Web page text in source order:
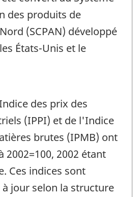
des produits de
(SCPAN) développé
États-Unis et le
des prix des
(IPPI) et de l'Indice
brutes (IPMB) ont
2002=100, 2002 étant
Ces indices sont
jour selon la structure